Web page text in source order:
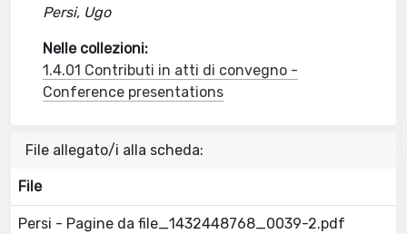
Persi, Ugo
Nelle collezioni:
1.4.01 Contributi in atti di convegno -
Conference presentations
File allegato/i alla scheda:
File
Persi - Pagine da file_1432448768_0039-2.pdf